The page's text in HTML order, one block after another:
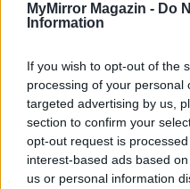
MyMirror Magazin - Do
Information
If you wish to opt-out of the
processing of your personal
targeted advertising by us,
section to confirm your
opt-out request is
interest-based ads based
us or personal information
Lyhanna
T. Barnett:
rész